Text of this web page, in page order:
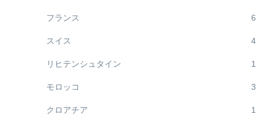
フランス 6
スイス 4
リヒテンシュタイン 1
モロッコ 3
クロアチア 1